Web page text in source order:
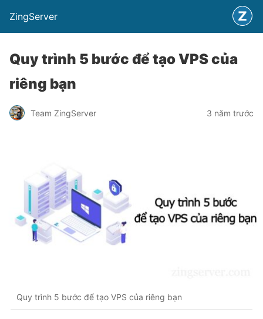
ZingServer
Quy trình 5 bước để tạo VPS của
riêng bạn
Team ZingServer 3 năm trước
Quy trình 5 bước để tạo VPS của riêng bạn